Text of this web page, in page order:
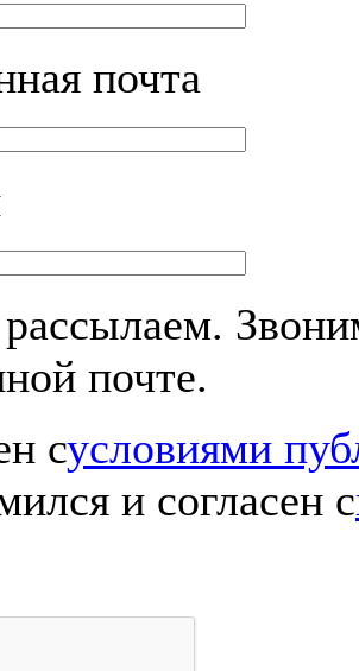
почта
почте.
сусловиями
и согласен с